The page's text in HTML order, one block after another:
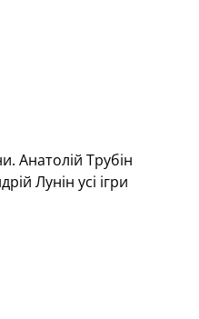
Анатолій Трубін
Лунін усі ігри